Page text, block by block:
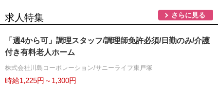
求人特集 さらに見る
「週4から可」調理スタッフ/調理師免許必須/日勤のみ/介護
付き有料老人ホーム
株式会社川島コーポレーション/サニーライフ東戸塚
時給1,225円～1,300円